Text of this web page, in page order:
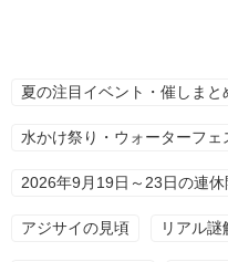
夏の注目イベント・催しまと
水かけ祭り・ウォーターフェ
2026年9月19日～23日の連休
アジサイの見頃 リアル謎